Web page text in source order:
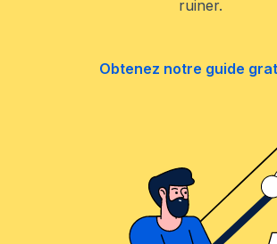
ruiner.
Obtenez notre guide